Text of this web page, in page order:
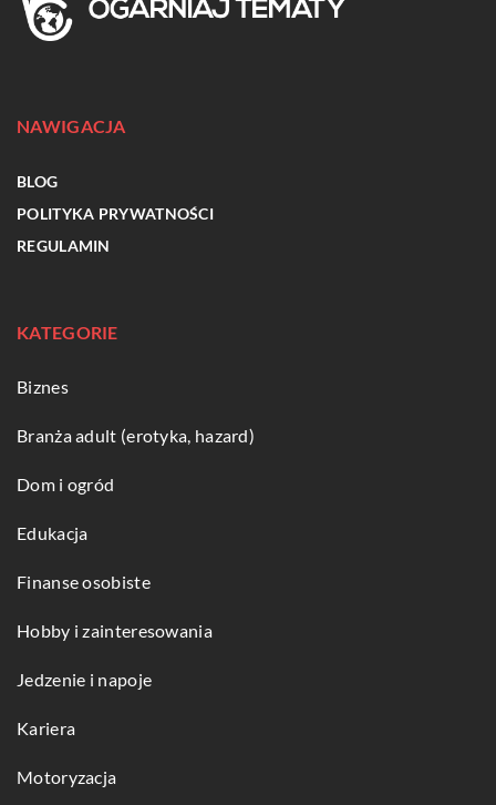
NAWIGACJA
BLOG
POLITYKA PRYWATNOŚCI
REGULAMIN
KATEGORIE
Biznes
Branża adult (erotyka, hazard)
Dom i ogród
Edukacja
Finanse osobiste
Hobby i zainteresowania
Jedzenie i napoje
Kariera
Motoryzacja